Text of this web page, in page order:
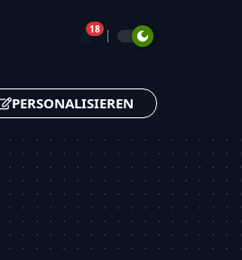
🔔18
PERSONALISIEREN